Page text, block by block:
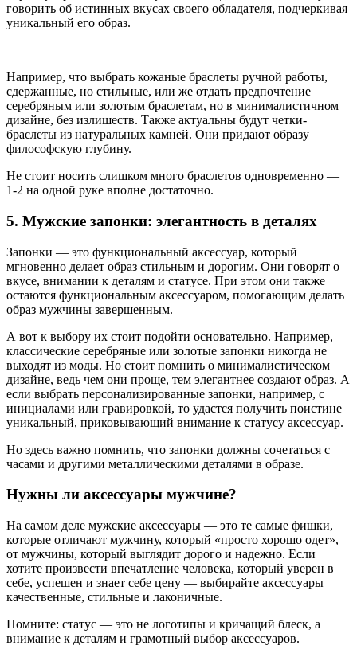
говорить об истинных вкусах своего обладателя, подчеркивая
уникальный его образ.
Например, что выбрать кожаные браслеты ручной работы,
сдержанные, но стильные, или же отдать предпочтение
серебряным или золотым браслетам, но в минималистичном
дизайне, без излишеств. Также актуальны будут четки-
браслеты из натуральных камней. Они придают образу
философскую глубину.
Не стоит носить слишком много браслетов одновременно —
1-2 на одной руке вполне достаточно.
5. Мужские запонки: элегантность в деталях
Запонки — это функциональный аксессуар, который
мгновенно делает образ стильным и дорогим. Они говорят о
вкусе, внимании к деталям и статусе. При этом они также
остаются функциональным аксессуаром, помогающим делать
образ мужчины завершенным.
А вот к выбору их стоит подойти основательно. Например,
классические серебряные или золотые запонки никогда не
выходят из моды. Но стоит помнить о минималистическом
дизайне, ведь чем они проще, тем элегантнее создают образ. А
если выбрать персонализированные запонки, например, с
инициалами или гравировкой, то удастся получить поистине
уникальный, приковывающий внимание к статусу аксессуар.
Но здесь важно помнить, что запонки должны сочетаться с
часами и другими металлическими деталями в образе.
Нужны ли аксессуары мужчине?
На самом деле мужские аксессуары — это те самые фишки,
которые отличают мужчину, который «просто хорошо одет»,
от мужчины, который выглядит дорого и надежно. Если
хотите произвести впечатление человека, который уверен в
себе, успешен и знает себе цену — выбирайте аксессуары
качественные, стильные и лаконичные.
Помните: статус — это не логотипы и кричащий блеск, а
внимание к деталям и грамотный выбор аксессуаров.